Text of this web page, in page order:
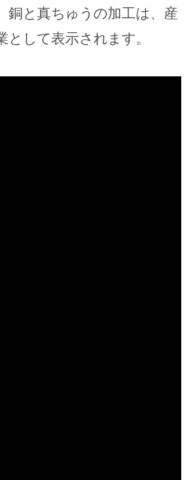
銅と真ちゅうの加工は、産
して表示されます。